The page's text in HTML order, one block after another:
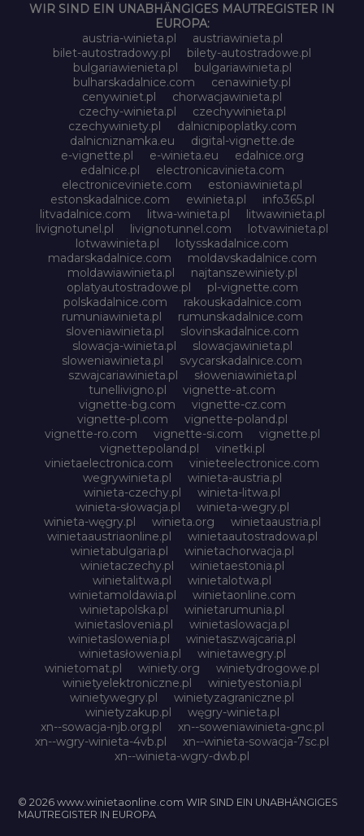
WIR SIND EIN UNABHÄNGIGES MAUTREGISTER IN
EUROPA:
austria-winieta.pl
austriawinieta.pl
bilet-autostradowy.pl
bilety-autostradowe.pl
bulgariawienieta.pl
bulgariawinieta.pl
bulharskadalnice.com
cenawiniety.pl
cenywiniet.pl
chorwacjawinieta.pl
czechy-winieta.pl
czechywinieta.pl
czechywiniety.pl
dalnicnipoplatky.com
dalnicniznamka.eu
digital-vignette.de
e-vignette.pl
e-winieta.eu
edalnice.org
edalnice.pl
electronicavinieta.com
electroniceviniete.com
estoniawinieta.pl
estonskadalnice.com
ewinieta.pl
info365.pl
litvadalnice.com
litwa-winieta.pl
litwawinieta.pl
livignotunel.pl
livignotunnel.com
lotvawinieta.pl
lotwawinieta.pl
lotysskadalnice.com
madarskadalnice.com
moldavskadalnice.com
moldawiawinieta.pl
najtanszewiniety.pl
oplatyautostradowe.pl
pl-vignette.com
polskadalnice.com
rakouskadalnice.com
rumuniawinieta.pl
rumunskadalnice.com
sloveniawinieta.pl
slovinskadalnice.com
slowacja-winieta.pl
slowacjawinieta.pl
sloweniawinieta.pl
svycarskadalnice.com
szwajcariawinieta.pl
słoweniawinieta.pl
tunellivigno.pl
vignette-at.com
vignette-bg.com
vignette-cz.com
vignette-pl.com
vignette-poland.pl
vignette-ro.com
vignette-si.com
vignette.pl
vignettepoland.pl
vinetki.pl
vinietaelectronica.com
vinieteelectronice.com
wegrywinieta.pl
winieta-austria.pl
winieta-czechy.pl
winieta-litwa.pl
winieta-słowacja.pl
winieta-wegry.pl
winieta-węgry.pl
winieta.org
winietaaustria.pl
winietaaustriaonline.pl
winietaautostradowa.pl
winietabulgaria.pl
winietachorwacja.pl
winietaczechy.pl
winietaestonia.pl
winietalitwa.pl
winietalotwa.pl
winietamoldawia.pl
winietaonline.com
winietapolska.pl
winietarumunia.pl
winietaslovenia.pl
winietaslowacja.pl
winietaslowenia.pl
winietaszwajcaria.pl
winietasłowenia.pl
winietawegry.pl
winietomat.pl
winiety.org
winietydrogowe.pl
winietyelektroniczne.pl
winietyestonia.pl
winietywegry.pl
winietyzagraniczne.pl
winietyzakup.pl
węgry-winieta.pl
xn--sowacja-njb.org.pl
xn--soweniawinieta-gnc.pl
xn--wgry-winieta-4vb.pl
xn--winieta-sowacja-7sc.pl
xn--winieta-wgry-dwb.pl
© 2026 www.winietaonline.com WIR SIND EIN UNABHÄNGIGES
MAUTREGISTER IN EUROPA